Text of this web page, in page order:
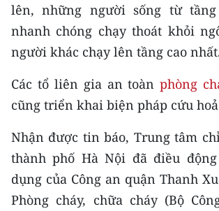
E-Magazine
Video
Media Chính trị
Media Kinh tế
Media Văn hóa
Media Xã hội
Media Pháp luật
lên, những người sống từ
nhanh chóng chạy thoát khỏi
người khác chạy lên tầng cao
Các tổ liên gia an toànphòng
cũng triển khai biện pháp cứu
Nhận được tin báo, Trung tâm
thành phố Hà Nội đã điều
dụng của Công an quận Thanh
Phòng cháy, chữa cháy (Bộ